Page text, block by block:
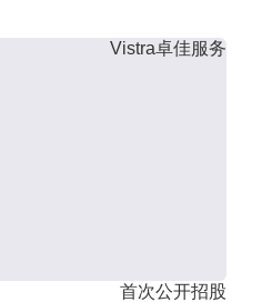
Vistra卓佳服务
首次公开招股